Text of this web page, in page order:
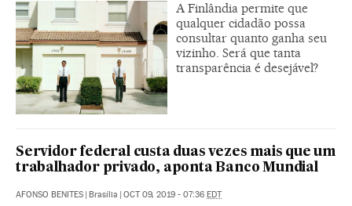
A Finlândia permite que
qualquer cidadão possa
consultar quanto ganha seu
vizinho. Será que tanta
transparência é desejável?
Servidor federal custa duas vezes mais que um
trabalhador privado, aponta Banco Mundial
AFONSO BENITES Brasília OCT 09, 2019 - 07:36 EDT